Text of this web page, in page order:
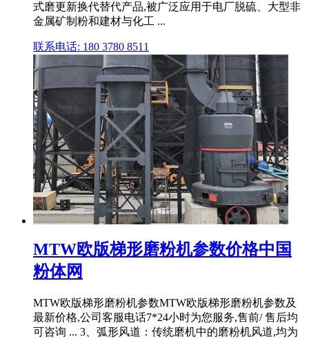
式磨更新换代替代产品,被广泛应用于电厂脱硫、大型非
金属矿制粉和建材与化工 ...
联系电话: 180 3780 8511
MTW欧版梯形磨粉机参数价格中国
粉体网
MTW欧版梯形磨粉机参数MTW欧版梯形磨粉机参数及
最新价格,公司客服电话7*24小时为您服务,售前/ 售后均
可咨询 ... 3、弧形风道：传统磨机中的磨粉机风道,均为